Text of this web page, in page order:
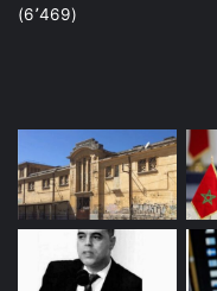
(6٬469)